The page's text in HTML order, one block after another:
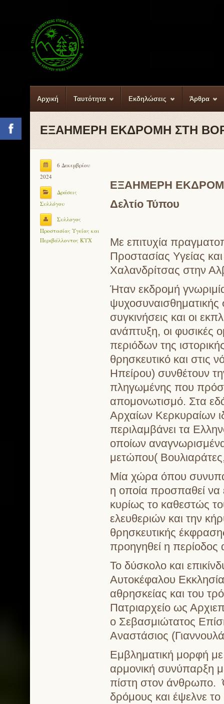
Αρχική Ταυτότητα Εκδηλώσεις Άρθρα
ΕΞΑΗΜΕΡΗ ΕΚΔΡΟΜΗ ΣΤΗ
6 Δεκεμβρίου
2024
Δράσεις
Συλλόγου
Συλλογος
Προστασίας Υγείας και
Περιβάλλοντος ΚΥΧ
ΕΞΑΗΜΕΡΗ
Δελτίο Τύπου
Με επιτυχία
Προστασίας Υγείας
Χαλανδρίτσας στην
Ήταν εκδρομή
συγκινήσεις και οι
ανάπτυξη, οι φυσικές
περιόδων της
θρησκευτικό και στις
Ηπείρου) συνθέτουν
πληγωμένης που
απομονωτισμό. Στα
Αρχαίων Κερκυραίων
περιλαμβάνει τα
οποίων
μετώπου(
Μία χώρα όπου
η οποία προσπαθεί να
κυρίως το καθεστώς
ελευθεριών και την
θρησκευτικής
προηγηθεί η περίοδος
Το δύσκολο και
Αυτοκέφαλου
αθρησκείας και του
Πατριαρχείο ως
ο Σεβασμιώτατος
Αναστάσιος
Εμβληματική μορφή
αρμονική συνύπαρξη
πίστη στον άνθρωπο.
δρόμους και έψελνε
Facebook